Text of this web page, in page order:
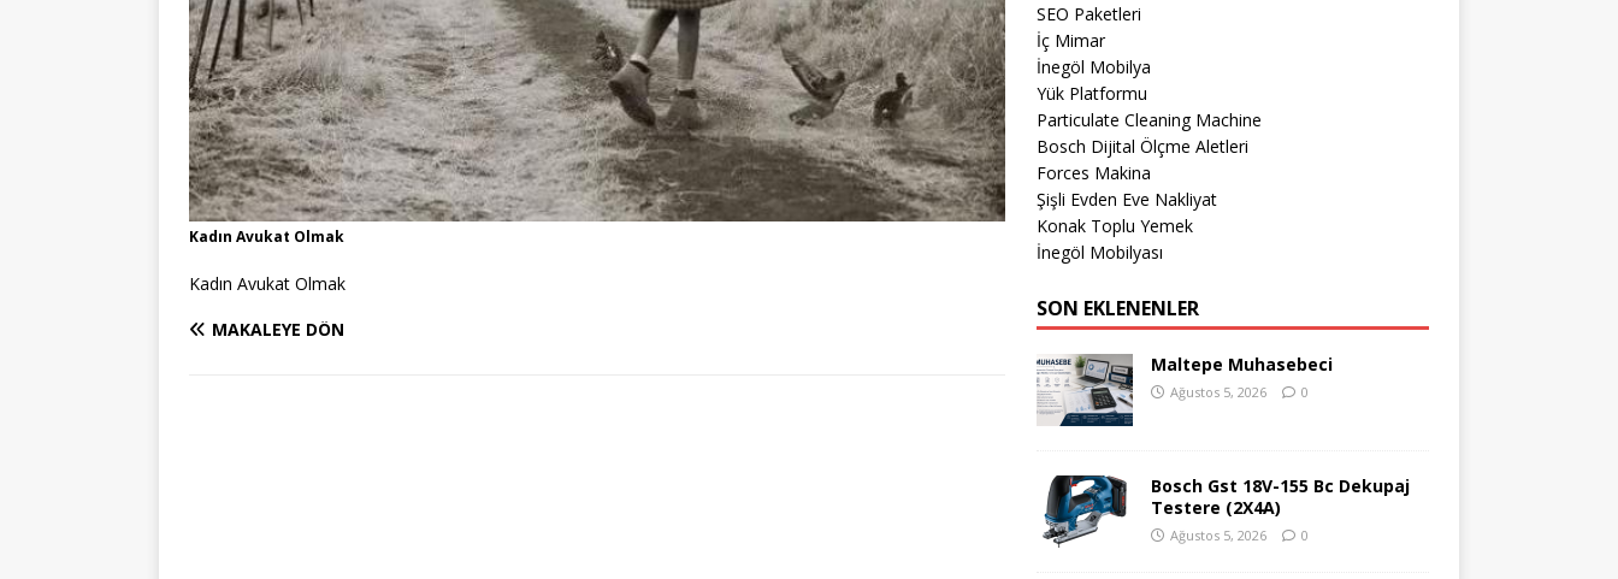
Kadın Avukat Olmak
Kadın Avukat Olmak
MAKALEYE DÖN
SEO Paketleri
İç Mimar
İnegöl Mobilya
Yük Platformu
Particulate Cleaning Machine
Bosch Dijital Ölçme Aletleri
Forces Makina
Şişli Evden Eve Nakliyat
Konak Toplu Yemek
İnegöl Mobilyası
SON EKLENENLER
Maltepe Muhasebeci
Ağustos 5, 2026 0
Bosch Gst 18V-155 Bc Dekupaj
Testere (2X4A)
Ağustos 5, 2026 0